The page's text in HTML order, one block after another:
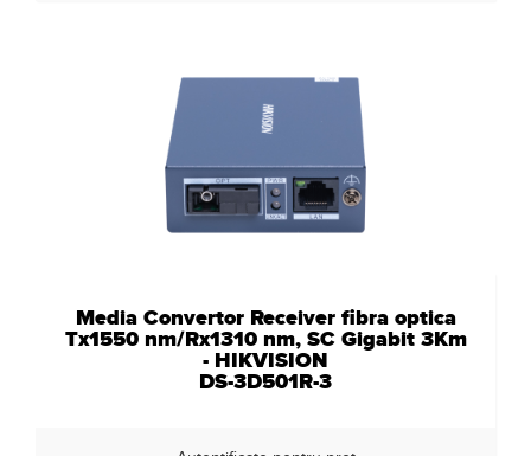
Media Convertor Receiver fibra optica
Tx1550 nm/Rx1310 nm, SC Gigabit 3Km
- HIKVISION
DS-3D501R-3